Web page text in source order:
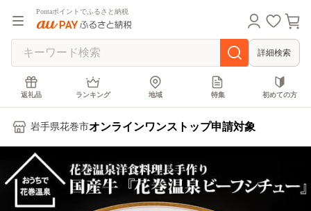
Pontaポイントでふるさと納税
詳細検索
返礼品 ランキング 地域 特集 初めての方
岩手県花巻市オンラインワンストップ申請対象